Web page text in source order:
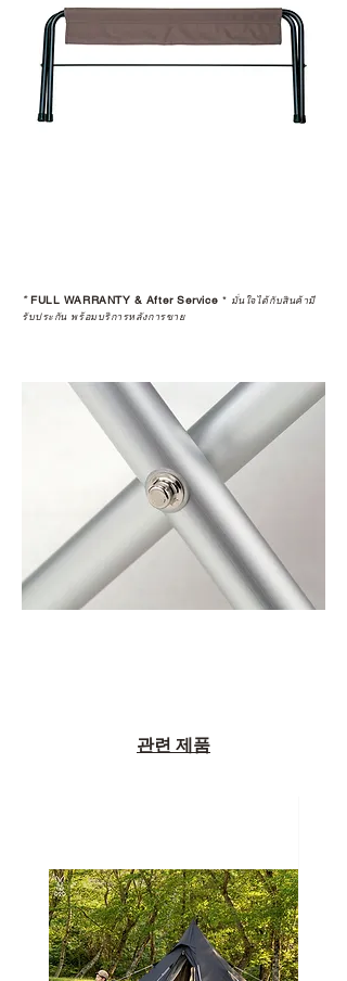
ประสบการณ์ที่สมบูรณ์แบบในระยะ
ยาว
อ่านต่อเรื่องการรับประกันสินค้าได้
ตรงนี้
>>
https://www.campstudio.co.th/
*FULL WARRANTY & After Service * มั่นใจได้กับสินค้ามี
รับประกัน พร้อมบริการหลังการขาย
관련 제품